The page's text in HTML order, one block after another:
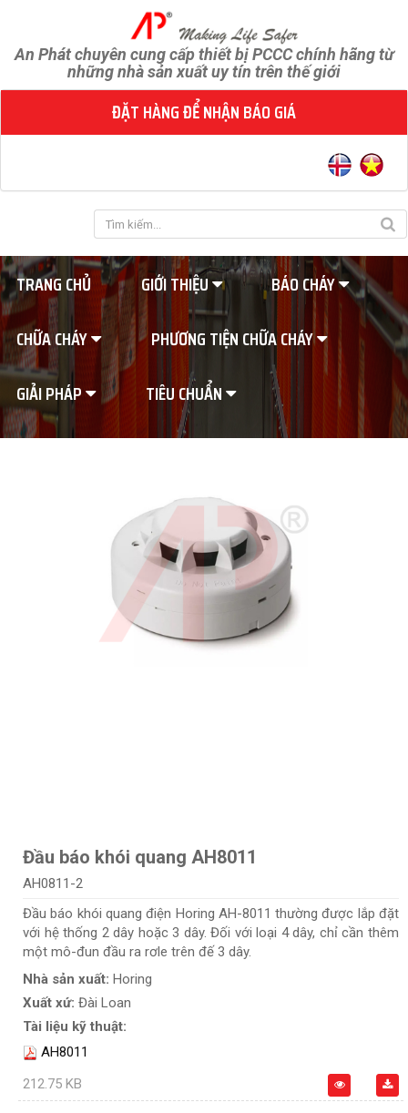
An Phát chuyên cung cấp thiết bị PCCC chính hãng từ
những nhà sản xuất uy tín trên thế giới
ĐẶT HÀNG ĐỂ NHẬN BÁO GIÁ
TRANG CHỦ GIỚI THIỆU
BÁO CHÁY
CHỮA CHÁY
PHƯƠNG TIỆN CHỮA CHÁY
GIẢI PHÁP
TIÊU CHUẨN
Đầu báo khói quang AH8011
AH0811-2
Đầu báo khói quang điện Horing AH-8011 thường được lắp đặt
với hệ thống 2 dây hoặc 3 dây. Đối với loại 4 dây, chỉ cần thêm
một mô-đun đầu ra rơle trên đế 3 dây.
Nhà sản xuất: Horing
Xuất xứ: Đài Loan
Tài liệu kỹ thuật:
AH8011
212.75 KB